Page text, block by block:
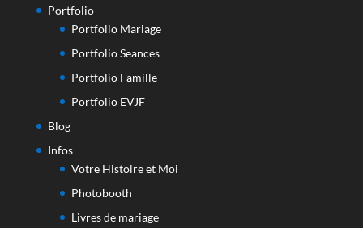
Portfolio
Portfolio Mariage
Portfolio Seances
Portfolio Famille
Portfolio EVJF
Blog
Infos
Votre Histoire et Moi
Photobooth
Livres de mariage